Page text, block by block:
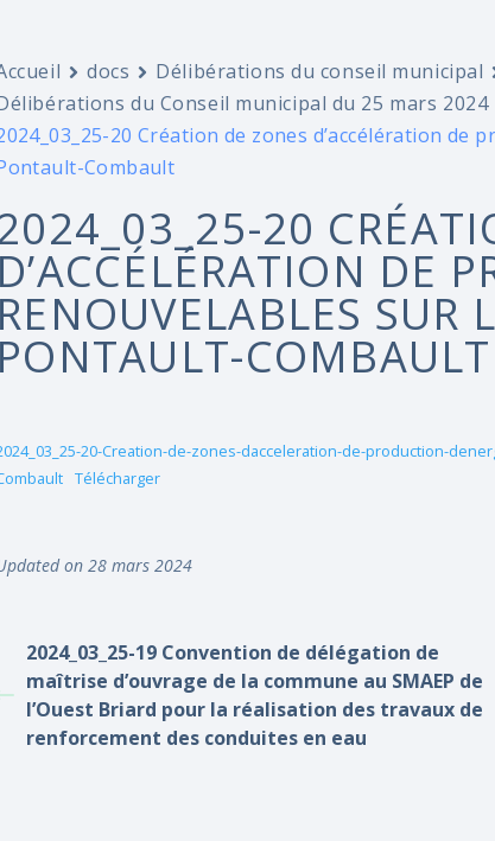
docs Délibérations du conseil municipal
du Conseil municipal du 25 mars 2024
20 Création de zones d’accélération
Combault
20
D’ACCÉLÉRATION DE
RENOUVELABLES SUR
PONTAULT-COMBAULT
20-Creation-de-zones-dacceleration-de-production-
Télécharger
on 28 mars 2024
2024_03_25-19 Convention de délégation de
maîtrise d’ouvrage de la commune au SMAEP de
l’Ouest Briard pour la réalisation des travaux de
renforcement des conduites en eau